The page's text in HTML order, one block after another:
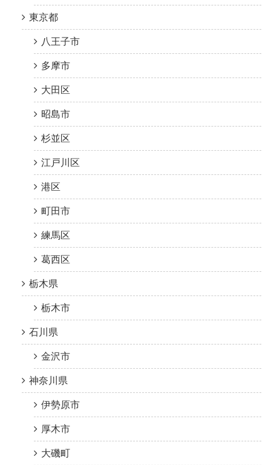
東京都
八王子市
多摩市
大田区
昭島市
杉並区
江戸川区
港区
町田市
練馬区
葛西区
栃木県
栃木市
石川県
金沢市
神奈川県
伊勢原市
厚木市
大磯町